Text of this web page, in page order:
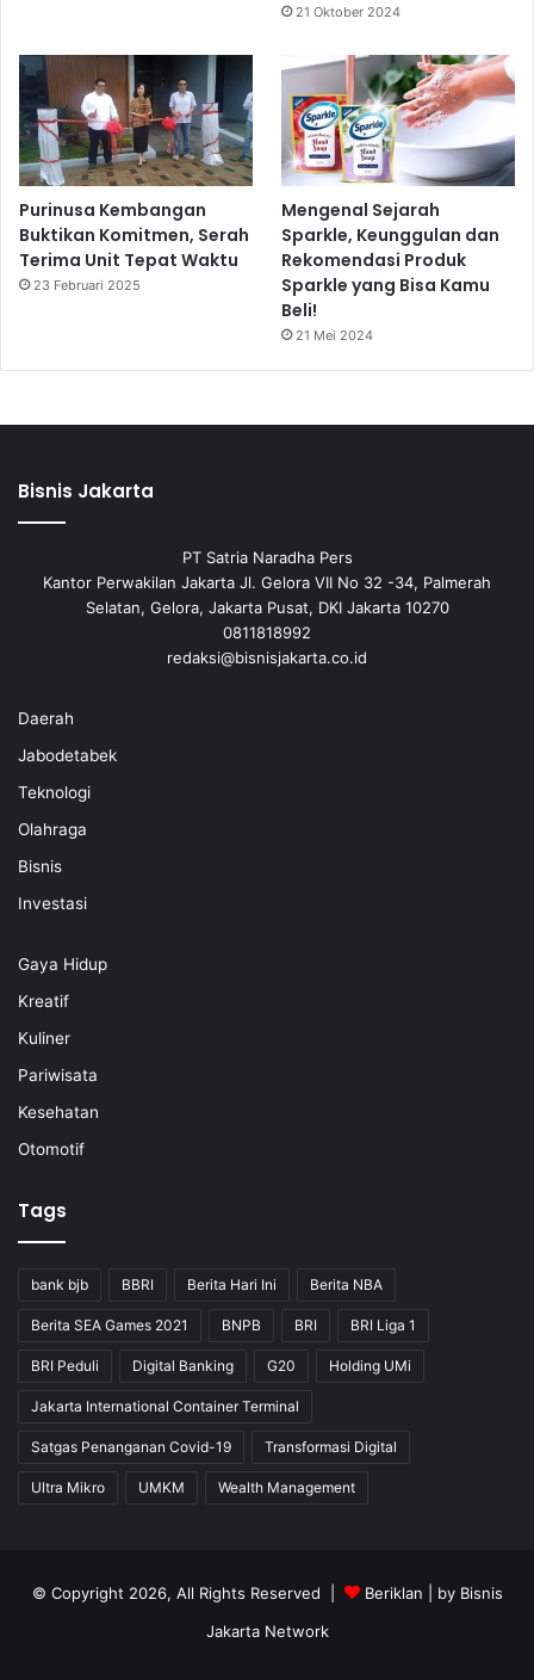
21 Oktober 2024
Purinusa Kembangan
Buktikan Komitmen, Serah
Terima Unit Tepat Waktu
23 Februari 2025
Mengenal Sejarah
Sparkle, Keunggulan dan
Rekomendasi Produk
Sparkle yang Bisa Kamu
Beli!
21 Mei 2024
Bisnis Jakarta
PT Satria Naradha Pers
Kantor Perwakilan Jakarta Jl. Gelora VII No 32 -34, Palmerah
Selatan, Gelora, Jakarta Pusat, DKI Jakarta 10270
0811818992
redaksi@bisnisjakarta.co.id
Daerah
Jabodetabek
Teknologi
Olahraga
Bisnis
Investasi
Gaya Hidup
Kreatif
Kuliner
Pariwisata
Kesehatan
Otomotif
Tags
bank bjb BBRI Berita Hari Ini Berita NBA
Berita SEA Games 2021 BNPB BRI BRI Liga 1
BRI Peduli Digital Banking G20 Holding UMi
Jakarta International Container Terminal
Satgas Penanganan Covid-19 Transformasi Digital
Ultra Mikro UMKM Wealth Management
© Copyright 2026, All Rights Reserved | Beriklan | by Bisnis
Jakarta Network